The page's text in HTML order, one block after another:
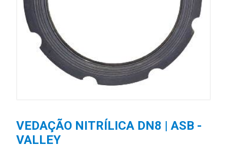
VEDAÇÃO NITRÍLICA DN8 | ASB -
VALLEY